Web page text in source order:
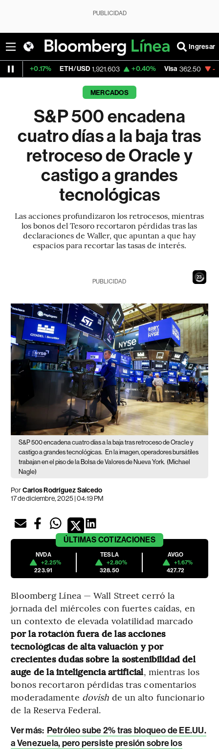
PUBLICIDAD
Ingresar
ETH/USD 1,921.603 +0.40% Visa 362.50 -2.15%
MERCADOS
S&P 500 encadena
cuatro días a la baja tras
retroceso de Oracle y
castigo a grandes
tecnológicas
Las acciones profundizaron los retrocesos, mientras
los bonos del Tesoro recortaron pérdidas tras las
declaraciones de Waller, que apuntan a que hay
espacios para recortar las tasas de interés.
21
PUBLICIDAD
S&P 500 encadena cuatro días a la baja tras retroceso de Oracle y
castigo a grandes tecnológicas. En la imagen, operadores bursátiles
trabajan en el piso de la Bolsa de Valores de Nueva York. (Michael
Nagle)
PorCarlos Rodríguez Salcedo
17 de diciembre, 2025 | 04:19 PM
ÚLTIMAS COTIZACIONES
NVDA
+2.25%
223.91
TESLA
+2.80%
328.50
AVGO
+1.67%
427.72
Bloomberg Línea — Wall Street cerró la
jornada del miércoles con fuertes caídas, en
un contexto de elevada volatilidad marcado
por la rotación fuera de las acciones
tecnológicas de alta valuación y por
crecientes dudas sobre la sostenibilidad del
auge de la inteligencia artificial, mientras los
bonos recortaron pérdidas tras comentarios
moderadamente dovish de un alto funcionario
de la Reserva Federal.
Ver más: Petróleo sube 2% tras bloqueo de EE.UU.
a Venezuela, pero persiste presión sobre los